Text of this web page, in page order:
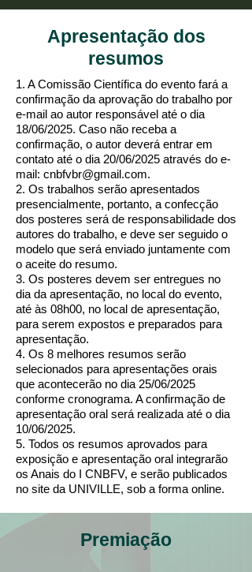
Apresentação dos
resumos
1. A Comissão Científica do evento fará a
confirmação da aprovação do trabalho por
e-mail ao autor responsável até o dia
18/06/2025. Caso não receba a
confirmação, o autor deverá entrar em
contato até o dia 20/06/2025 através do e-
mail: cnbfvbr@gmail.com.
2. Os trabalhos serão apresentados
presencialmente, portanto, a confecção
dos posteres será de responsabilidade dos
autores do trabalho, e deve ser seguido o
modelo que será enviado juntamente com
o aceite do resumo.
3. Os posteres devem ser entregues no
dia da apresentação, no local do evento,
até às 08h00, no local de apresentação,
para serem expostos e preparados para
apresentação.
4. Os 8 melhores resumos serão
selecionados para apresentações orais
que acontecerão no dia 25/06/2025
conforme cronograma. A confirmação de
apresentação oral será realizada até o dia
10/06/2025.
5. Todos os resumos aprovados para
exposição e apresentação oral integrarão
os Anais do I CNBFV, e serão publicados
no site da UNIVILLE, sob a forma online.
Premiação